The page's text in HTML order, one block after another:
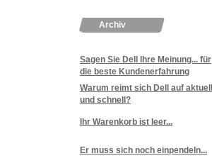
Archiv
Sagen Sie Dell Ihre Meinung... für
die beste Kundenerfahrung
Warum reimt sich Dell auf aktuell
und schnell?
Ihr Warenkorb ist leer...
Er muss sich noch einpendeln...